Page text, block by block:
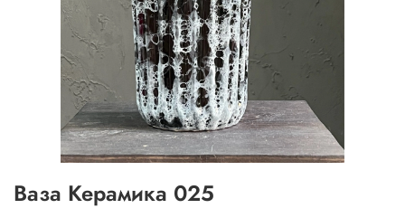
Ваза Керамика 025